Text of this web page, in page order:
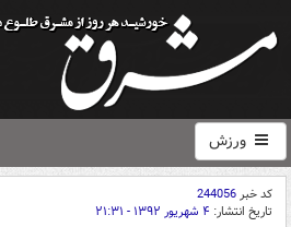
ورزش
کد خبر244056
تاریخ انتشار: ۴ شهریور ۱۳۹۲ - ۲۱:۳۱